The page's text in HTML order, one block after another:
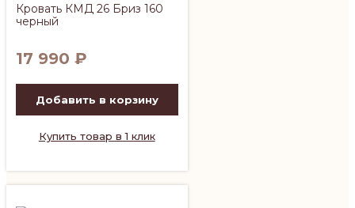
Кровать КМД 26 Бриз 160
черный
17 990 ₽
Добавить в корзину
Купить товар в 1 клик